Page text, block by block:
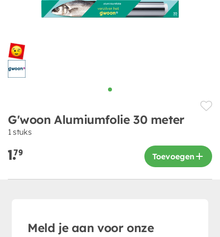
G'woon Alumiumfolie 30 meter
1 stuks
1.79 Toevoegen
Meld je aan voor onze